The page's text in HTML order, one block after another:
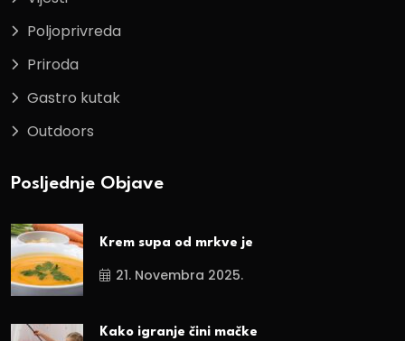
Poljoprivreda
Priroda
Gastro kutak
Outdoors
Posljednje Objave
Krem supa od mrkve je
21. Novembra 2025.
Kako igranje čini mačke